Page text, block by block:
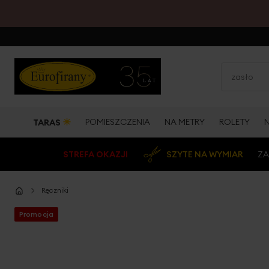
TARAS ☀ POMIESZCZENIA NA METRY ROLETY
STREFA OKAZJI SZYTE NA WYMIAR
Ręczniki
Promocja